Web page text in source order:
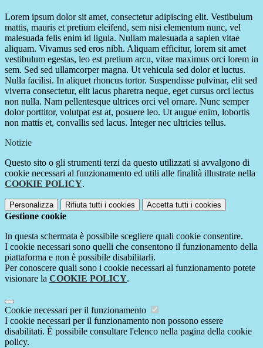
Lorem ipsum dolor sit amet, consectetur adipiscing elit. Vestibulum
mattis, mauris et pretium eleifend, sem nisi elementum nunc, vel
malesuada felis enim id ligula. Nullam malesuada a sapien vitae
aliquam. Vivamus sed eros nibh. Aliquam efficitur, lorem sit amet
vestibulum egestas, leo est pretium arcu, vitae maximus orci lorem in
sem. Sed sed ullamcorper magna. Ut vehicula sed dolor et luctus.
Nulla facilisi. In aliquet rhoncus tortor. Suspendisse pulvinar, elit sed
viverra consectetur, elit lacus pharetra neque, eget cursus orci lectus
non nulla. Nam pellentesque ultrices orci vel ornare. Nunc semper
dolor porttitor, volutpat est at, posuere leo. Ut augue enim, lobortis
non mattis et, convallis sed lacus. Integer nec ultricies tellus.
Notizie
Questo sito o gli strumenti terzi da questo utilizzati si avvalgono di
cookie necessari al funzionamento ed utili alle finalità illustrate nella
COOKIE POLICY.
Personalizza Rifiuta tutti i cookies Accetta tutti i cookies
Gestione cookie
In questa schermata è possibile scegliere quali cookie consentire.
I cookie necessari sono quelli che consentono il funzionamento della
piattaforma e non è possibile disabilitarli.
Per conoscere quali sono i cookie necessari al funzionamento potete
visionare la COOKIE POLICY.
Cookie necessari per il funzionamento
I cookie necessari per il funzionamento non possono essere
disabilitati. È possibile consultare l'elenco nella pagina della cookie
policy.